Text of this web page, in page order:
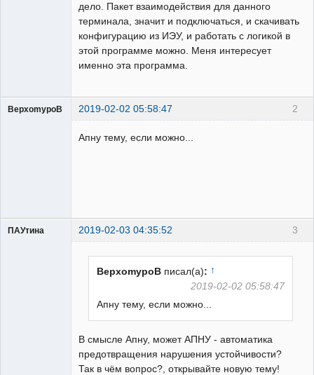
дело. Пакет взаимодействия для данного
терминала, значит и подключаться, и скачивать
конфигурацию из ИЭУ, и работать с логикой в
этой программе можно. Меня интересует
именно эта программа.
2
BepxomypoB 2019-02-02 05:58:47
Апну тему, если можно...
3
ПАУтина 2019-02-03 04:35:52
BepxomypoB писал(а): ↑
2019-02-02 05:58:47
Апну тему, если можно...
В смысле Апну, может АПНУ - автоматика
предотвращения нарушения устойчивости?
Так в чём вопрос?, открывайте новую тему!